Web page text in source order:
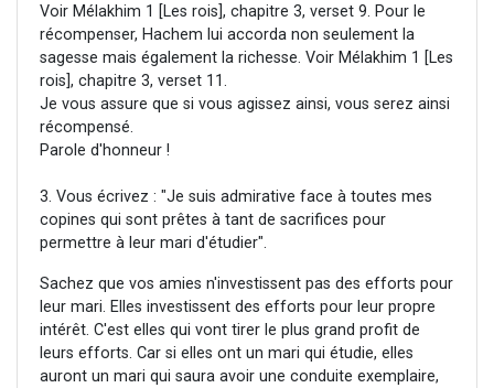
Voir Mélakhim 1 [Les rois], chapitre 3, verset 9. Pour le
récompenser, Hachem lui accorda non seulement la
sagesse mais également la richesse. Voir Mélakhim 1 [Les
rois], chapitre 3, verset 11.
Je vous assure que si vous agissez ainsi, vous serez ainsi
récompensé.
Parole d'honneur !
3. Vous écrivez : "Je suis admirative face à toutes mes
copines qui sont prêtes à tant de sacrifices pour
permettre à leur mari d'étudier".
Sachez que vos amies n'investissent pas des efforts pour
leur mari. Elles investissent des efforts pour leur propre
intérêt. C'est elles qui vont tirer le plus grand profit de
leurs efforts. Car si elles ont un mari qui étudie, elles
auront un mari qui saura avoir une conduite exemplaire,